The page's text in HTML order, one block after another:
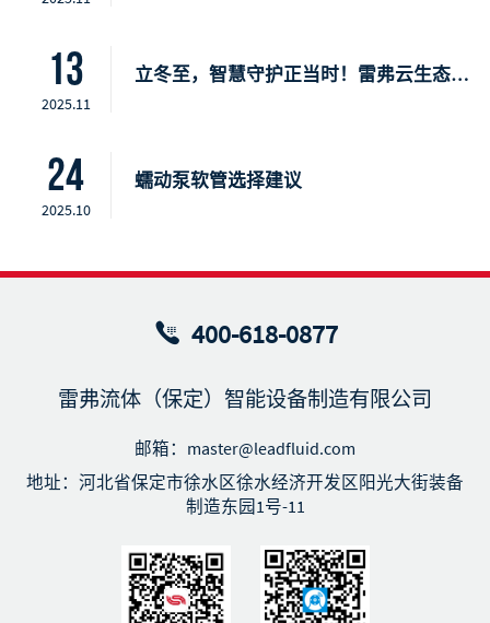
13
2025.11
立冬至，智慧守护正当时！雷弗云生态，开启智慧种植新时代
24
2025.10
蠕动泵软管选择建议
400-618-0877
雷弗流体（保定）智能设备制造有限公司
邮箱：master@leadfluid.com
地址：河北省保定市徐水区徐水经济开发区阳光大街装备
制造东园1号-11